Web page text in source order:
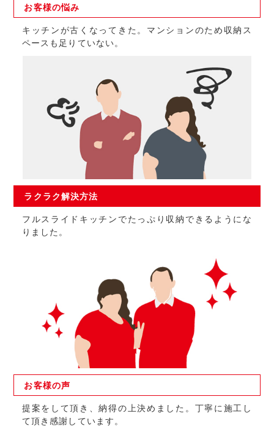
お客様の悩み
キッチンが古くなってきた。マンションのため収納ス
ペースも足りていない。
ラクラク解決方法
フルスライドキッチンでたっぷり収納できるようにな
りました。
お客様の声
提案をして頂き、納得の上決めました。丁寧に施工し
て頂き感謝しています。